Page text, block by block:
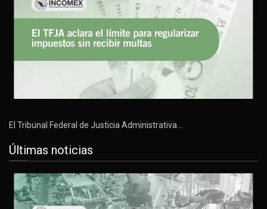
El Tribunal Federal de Justicia Administrativa…
Últimas noticias